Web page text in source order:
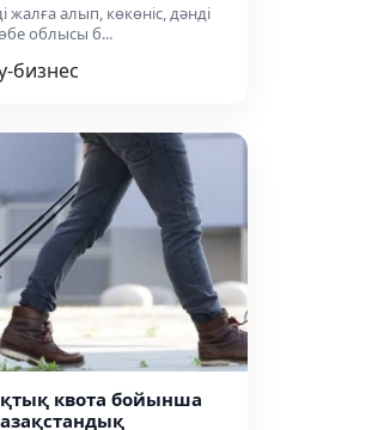
жалға алып, көкөніс, дәнді
облысы б...
бизнес
квота бойынша